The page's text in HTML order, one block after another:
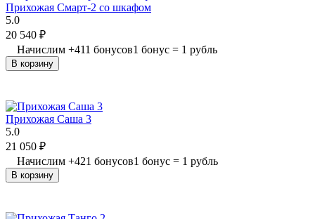
Прихожая Смарт-2 со шкафом
5.0
20 540 ₽
Начислим +411 бонусов1 бонус = 1 рубль
В корзину
Прихожая Саша 3
5.0
21 050 ₽
Начислим +421 бонусов1 бонус = 1 рубль
В корзину